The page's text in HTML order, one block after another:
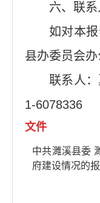
六、联
如对本
县办委员会办
联系人
1-6078336
文件
中共濉溪县委
府建设情况的